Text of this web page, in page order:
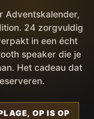
Adventskalender,
24 zorgvuldig
in een écht
speaker die je
Het cadeau dat
OP IS OP